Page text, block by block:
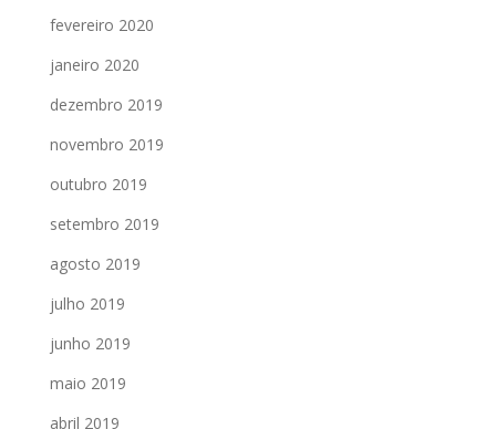
fevereiro 2020
janeiro 2020
dezembro 2019
novembro 2019
outubro 2019
setembro 2019
agosto 2019
julho 2019
junho 2019
maio 2019
abril 2019